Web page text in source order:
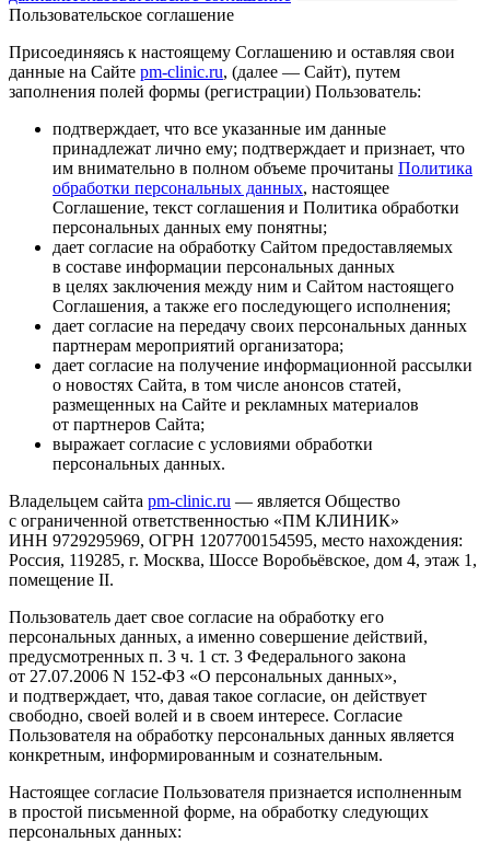
Пользовательское соглашение
Присоединяясь к настоящему Соглашению и оставляя свои
данные на Сайте pm-clinic.ru, (далее — Сайт), путем
заполнения полей формы (регистрации) Пользователь:
подтверждает, что все указанные им данные
принадлежат лично ему; подтверждает и признает, что
им внимательно в полном объеме прочитаны Политика
обработки персональных данных, настоящее
Соглашение, текст соглашения и Политика обработки
персональных данных ему понятны;
дает согласие на обработку Сайтом предоставляемых
в составе информации персональных данных
в целях заключения между ним и Сайтом настоящего
Соглашения, а также его последующего исполнения;
дает согласие на передачу своих персональных данных
партнерам мероприятий организатора;
дает согласие на получение информационной рассылки
о новостях Сайта, в том числе анонсов статей,
размещенных на Сайте и рекламных материалов
от партнеров Сайта;
выражает согласие с условиями обработки
персональных данных.
Владельцем сайта pm-clinic.ru — является Общество
с ограниченной ответственностью «ПМ КЛИНИК»
ИНН 9729295969, ОГРН 1207700154595, место нахождения:
Россия, 119285, г. Москва, Шоссе Воробьёвское, дом 4, этаж 1,
помещение II.
Пользователь дает свое согласие на обработку его
персональных данных, а именно совершение действий,
предусмотренных п. 3 ч. 1 ст. 3 Федерального закона
от 27.07.2006 N 152-ФЗ «О персональных данных»,
и подтверждает, что, давая такое согласие, он действует
свободно, своей волей и в своем интересе. Согласие
Пользователя на обработку персональных данных является
конкретным, информированным и сознательным.
Настоящее согласие Пользователя признается исполненным
в простой письменной форме, на обработку следующих
персональных данных: